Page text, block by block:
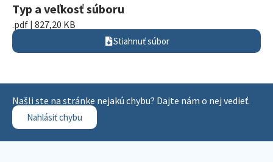
Typ a veľkosť súboru
.pdf | 827,20 KB
Stiahnuť súbor
Našli ste na stránke nejakú chybu? Dajte nám o nej vedieť.
Nahlásiť chybu